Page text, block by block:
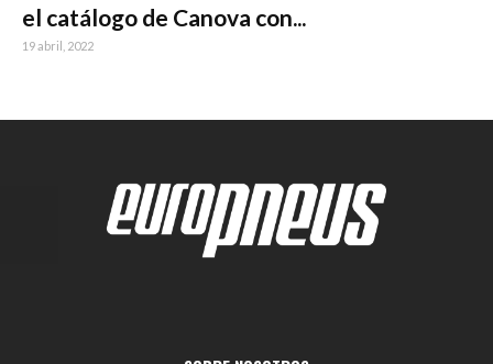
el catálogo de Canova con...
19 abril, 2022